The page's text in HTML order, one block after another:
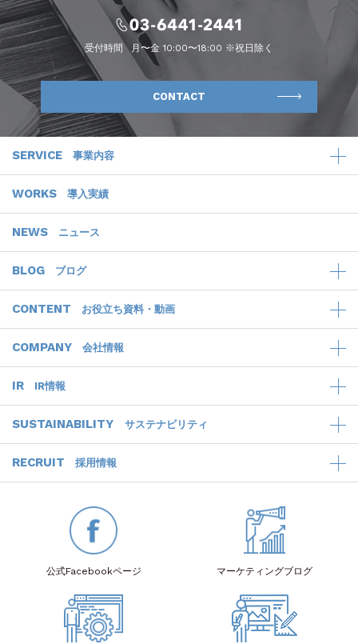
受付時間 月〜金 10:00〜18:00 ※祝日除く
CONTACT
SERVICE 事業内容
WORKS 導入実績
NEWS ニュース
BLOG ブログ
CONTENT お役立ち資料・動画
COMPANY 会社情報
IR IR情報
SUSTAINABILITY サステナビリティ
RECRUIT 採用情報
公式Facebookページ マーケティングブログ